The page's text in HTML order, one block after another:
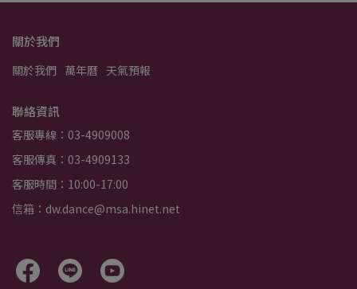
關於我們
關於我們 萬年曆 天氣預報
聯絡資訊
客服專線：03-4909008
客服傳真：03-4909133
客服時間：10:00-17:00
信箱：dw.dance@msa.hinet.net